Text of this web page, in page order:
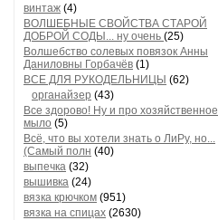
винтаж (4)
ВОЛШЕБНЫЕ СВОЙСТВА СТАРОЙ
ДОБРОЙ СОДЫ... ну очень (25)
Волшебство солевых повязок Анны
Даниловны Горбачёв (1)
ВСЕ ДЛЯ РУКОДЕЛЬНИЦЫ (62)
органайзер (43)
Все здорово! Ну и про хозяйственное
мыло (5)
Всё, что вы хотели знать о ЛиРу, но...
(Самый полн (40)
выпечка (32)
вышивка (24)
вязка крючком (951)
вязка на спицах (2630)